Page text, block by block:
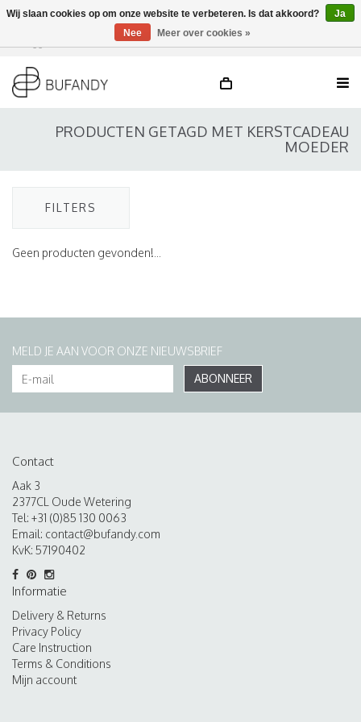
DE / EN
PRODUCTEN GETAGD MET KERSTCADEAU
MOEDER
FILTERS
Geen producten gevonden!...
MELD JE AAN VOOR ONZE NIEUWSBRIEF
ABONNEER
Contact
Aak 3
2377CL Oude Wetering
Tel: +31 (0)85 130 0063
Email: contact@bufandy.com
KvK: 57190402
Informatie
Delivery & Returns
Privacy Policy
Care Instruction
Terms & Conditions
Mijn account
Wij slaan cookies op om onze website te verbeteren. Is dat akkoord?
Ja
Nee
Meer over cookies »